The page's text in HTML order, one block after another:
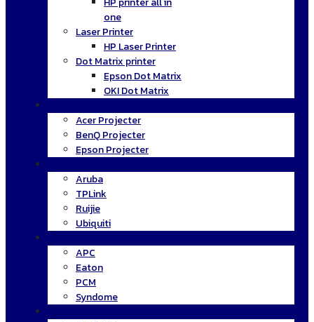
one
Laser Printer
HP Laser Printer
Dot Matrix printer
Epson Dot Matrix
OKI Dot Matrix
Acer Projecter
BenQ Projecter
Epson Projecter
Aruba
TPLink
Ruijie
Ubiquiti
APC
Eaton
PCM
Syndome